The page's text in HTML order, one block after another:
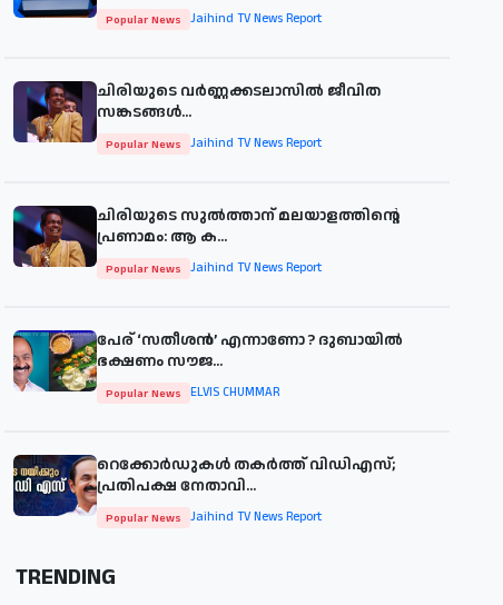
Popular News Jaihind TV News Report
ചിരിയുടെ വര്‍ണ്ണക്കടലാസില്‍ ജീവിത
സങ്കടങ്ങള്‍...
Popular News Jaihind TV News Report
ചിരിയുടെ സുൽത്താന് മലയാളത്തിന്റെ
പ്രണാമം: ആ ക...
Popular News Jaihind TV News Report
പേര് ‘സതീശന്‍’ എന്നാണോ ? ദുബായില്‍
ഭക്ഷണം സൗജ...
Popular News ELVIS CHUMMAR
റെക്കോർഡുകൾ തകർത്ത് വിഡിഎസ്;
പ്രതിപക്ഷ നേതാവി...
Popular News Jaihind TV News Report
TRENDING